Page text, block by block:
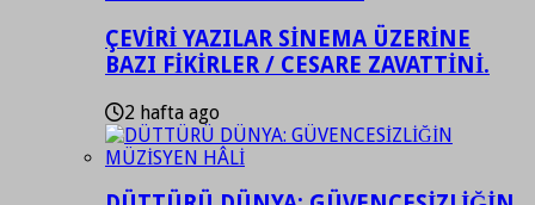
ÇEVİRİ YAZILAR SİNEMA ÜZERİNE
BAZI FİKİRLER / CESARE ZAVATTİNİ.
2 hafta ago